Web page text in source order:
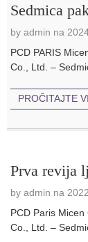
Sedmica
by admin na
PCD PARIS
Co., Ltd. –
PROČITAJTE
Prva revija
by admin na
PCD Paris
Co., Ltd. –